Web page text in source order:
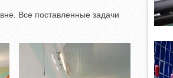
Все поставленные задачи